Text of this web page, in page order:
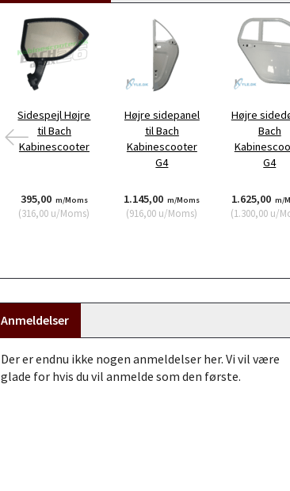
Sidespejl Højre
til Bach
Kabinescooter
395,00 m/Moms
(316,00 u/Moms)
Højre sidepanel
til Bach
Kabinescooter
G4
1.145,00 m/Moms
(916,00 u/Moms)
Højre
Bach
G4
1.625,00 m/
(1.300,00u/
Anmeldelser
Der er endnu ikke nogen anmeldelser her. Vi vil være
glade for hvis du vil anmelde som den første.